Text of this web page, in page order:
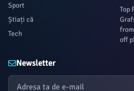
Sport
Știați că
Tech
Top
off
Newsletter